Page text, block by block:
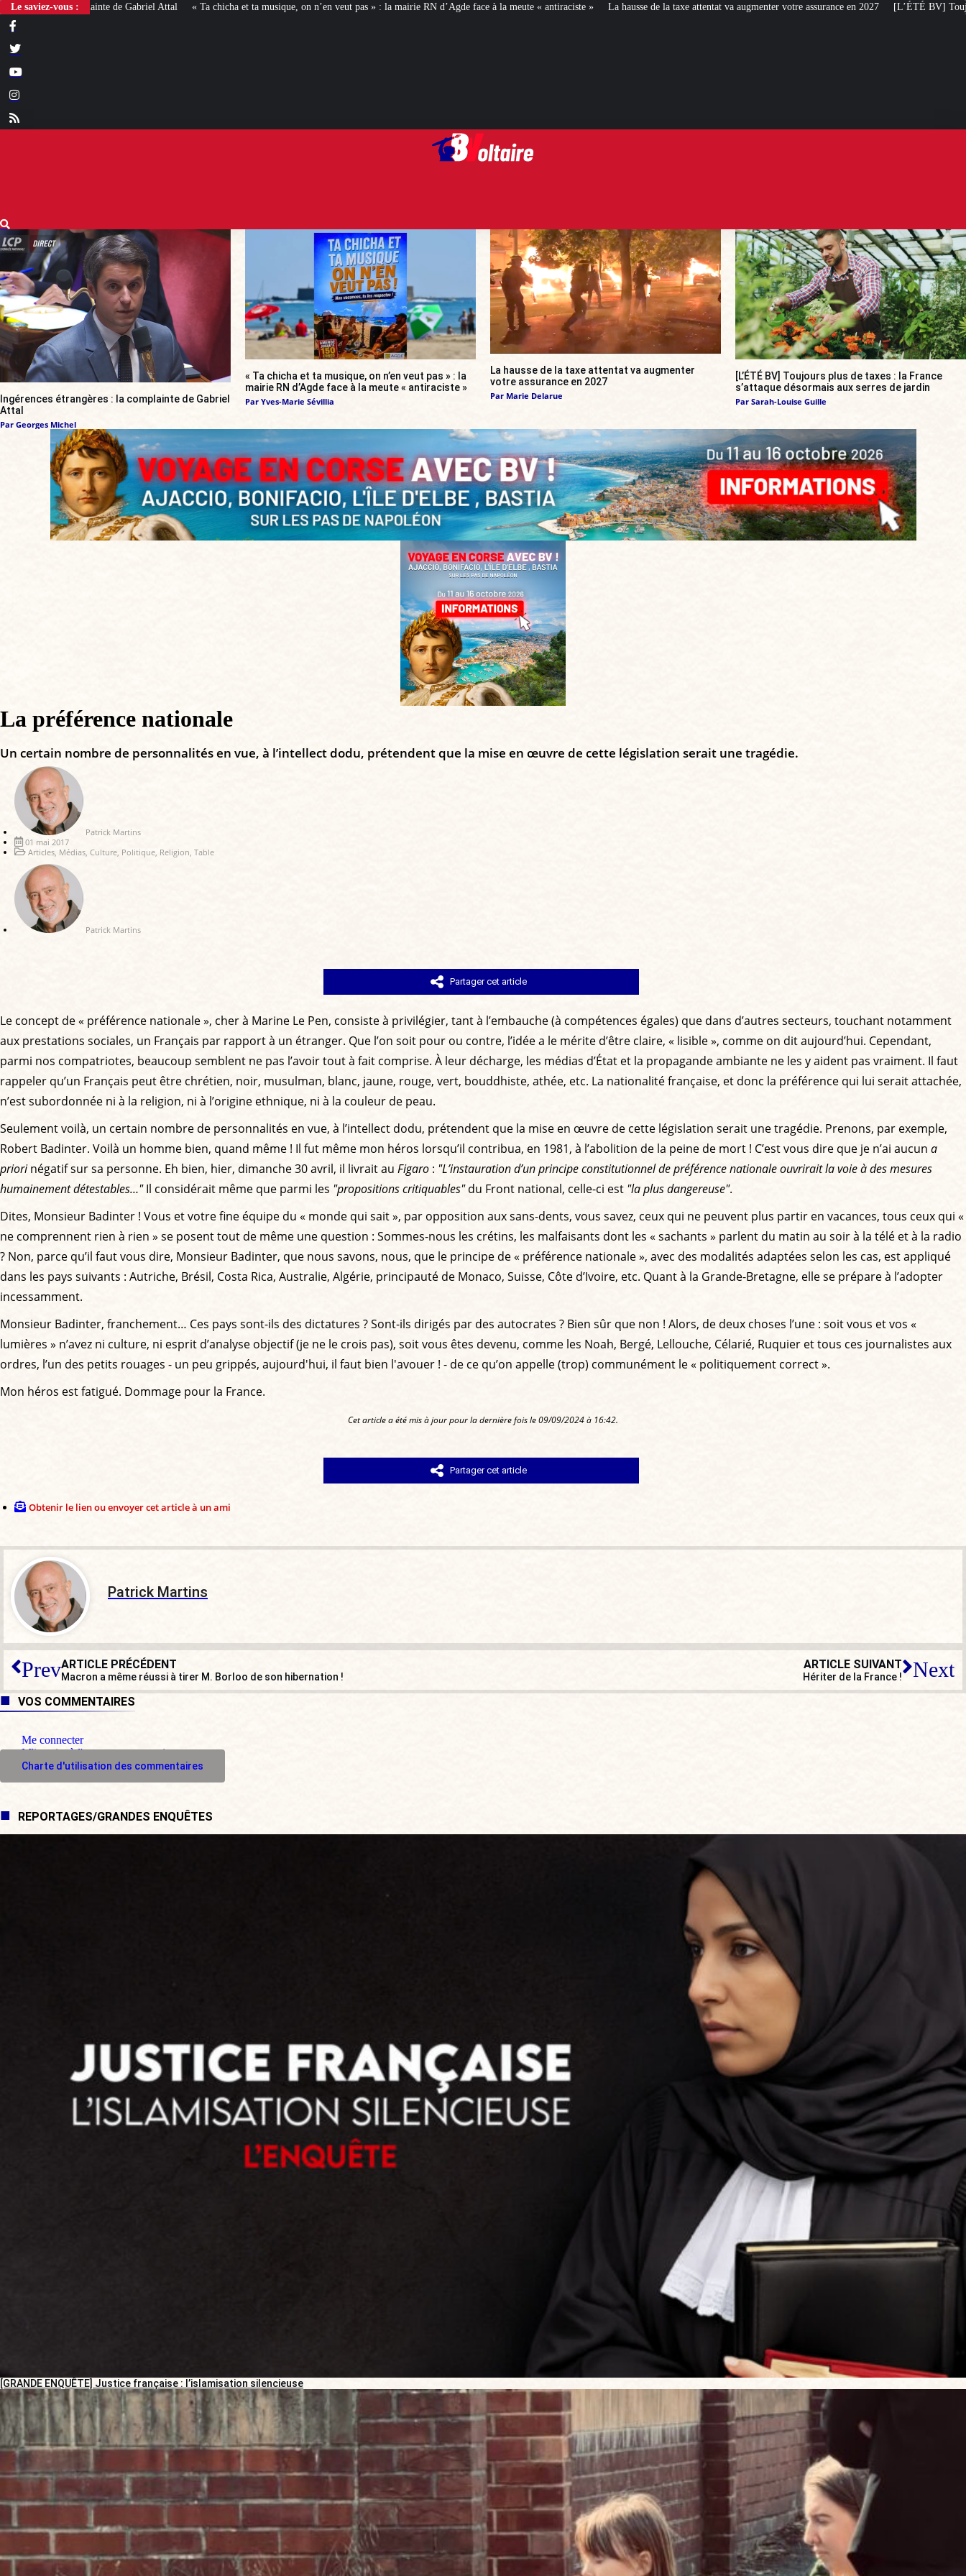
Le saviez-vous :« Ta chicha et ta musique, on n’en veut pas » : la mairie RN d’Agde face à la meute « antiraciste » La hausse de la taxe attentat va augmenter votre assurance en 2027 [L’ÉTÉ BV] Toujours plus de taxes : la France
Ingérences étrangères : la complainte de Gabriel
Attal
Par Georges Michel
« Ta chicha et ta musique, on n’en veut pas » : la
mairie RN d’Agde face à la meute « antiraciste »
Par Yves-Marie Sévillia
La hausse de la taxe attentat va augmenter
votre assurance en 2027
Par Marie Delarue
[L’ÉTÉ BV] Toujours plus de taxes : la France
s’attaque désormais aux serres de jardin
Par Sarah-Louise Guille
La préférence nationale
Un certain nombre de personnalités en vue, à l’intellect dodu, prétendent que la mise en œuvre de cette législation serait une tragédie.
Patrick Martins
01 mai 2017
Articles Médias Culture Politique Religion Table
Patrick Martins
Partager cet article
Le concept de « préférence nationale », cher à Marine Le Pen, consiste à privilégier, tant à l’embauche (à compétences égales) que dans d’autres secteurs, touchant notamment
aux prestations sociales, un Français par rapport à un étranger. Que l’on soit pour ou contre, l’idée a le mérite d’être claire, « lisible », comme on dit aujourd’hui. Cependant,
parmi nos compatriotes, beaucoup semblent ne pas l’avoir tout à fait comprise. À leur décharge, les médias d’État et la propagande ambiante ne les y aident pas vraiment. Il faut
rappeler qu’un Français peut être chrétien, noir, musulman, blanc, jaune, rouge, vert, bouddhiste, athée, etc. La nationalité française, et donc la préférence qui lui serait attachée,
n’est subordonnée ni à la religion, ni à l’origine ethnique, ni à la couleur de peau.
Seulement voilà, un certain nombre de personnalités en vue, à l’intellect dodu, prétendent que la mise en œuvre de cette législation serait une tragédie. Prenons, par exemple,
Robert Badinter. Voilà un homme bien, quand même ! Il fut même mon héros lorsqu’il contribua, en 1981, à l’abolition de la peine de mort ! C’est vous dire que je n’ai aucun a
priorinégatif sur sa personne. Eh bien, hier, dimanche 30 avril, il livrait au Figaro : "L’instauration d’un principe constitutionnel de préférence nationale ouvrirait la voie à des mesures
humainement détestables…"Il considérait même que parmi les "propositions critiquables"du Front national, celle-ci est "la plus dangereuse".
Dites, Monsieur Badinter ! Vous et votre fine équipe du « monde qui sait », par opposition aux sans-dents, vous savez, ceux qui ne peuvent plus partir en vacances, tous ceux qui «
ne comprennent rien à rien » se posent tout de même une question : Sommes-nous les crétins, les malfaisants dont les « sachants » parlent du matin au soir à la télé et à la radio
? Non, parce qu’il faut vous dire, Monsieur Badinter, que nous savons, nous, que le principe de « préférence nationale », avec des modalités adaptées selon les cas, est appliqué
dans les pays suivants : Autriche, Brésil, Costa Rica, Australie, Algérie, principauté de Monaco, Suisse, Côte d’Ivoire, etc. Quant à la Grande-Bretagne, elle se prépare à l’adopter
incessamment.
Monsieur Badinter, franchement… Ces pays sont-ils des dictatures ? Sont-ils dirigés par des autocrates ? Bien sûr que non ! Alors, de deux choses l’une : soit vous et vos «
lumières » n’avez ni culture, ni esprit d’analyse objectif (je ne le crois pas), soit vous êtes devenu, comme les Noah, Bergé, Lellouche, Célarié, Ruquier et tous ces journalistes aux
ordres, l’un des petits rouages - un peu grippés, aujourd'hui, il faut bien l'avouer ! - de ce qu’on appelle (trop) communément le « politiquement correct ».
Mon héros est fatigué. Dommage pour la France.
Cet article a été mis à jour pour la dernière fois le 09/09/2024 à 16:42.
Partager cet article
Obtenir le lien ou envoyer cet article à un ami
Patrick Martins
PrevARTICLE PRÉCÉDENT
Macron a même réussi à tirer M. Borloo de son hibernation !
ARTICLE SUIVANT
Hériter de la France ! Next
VOS COMMENTAIRES
Me connecter
M'inscrire à l'espace commentaire
Charte d'utilisation des commentaires
REPORTAGES/GRANDES ENQUÊTES
[GRANDE ENQUÊTE] Justice française : l’islamisation silencieuse